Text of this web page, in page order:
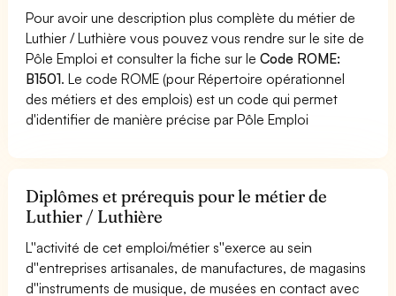
Pour avoir une description plus complète du métier de
Luthier / Luthière vous pouvez vous rendre sur le site de
Pôle Emploi et consulter la fiche sur leCode ROME:
B1501. Le code ROME (pour Répertoire opérationnel
des métiers et des emplois) est un code qui permet
d'identifier de manière précise par Pôle Emploi
Diplômes et prérequis pour le métier de
Luthier / Luthière
L''activité de cet emploi/métier s''exerce au sein
d''entreprises artisanales, de manufactures, de magasins
d''instruments de musique, de musées en contact avec